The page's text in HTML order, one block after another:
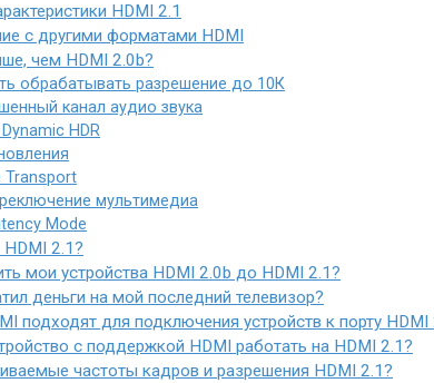
HDMI 2.1
с другими форматами HDMI
чем HDMI 2.0b?
обрабатывать разрешение до 10К
канал аудио звука
HDR
Transport
мультимедиа
Mode
2.1?
мои устройства HDMI 2.0b до HDMI 2.1?
деньги на мой последний телевизор?
подходят для подключения устройств к порту HDMI
с поддержкой HDMI работать на HDMI 2.1?
частоты кадров и разрешения HDMI 2.1?